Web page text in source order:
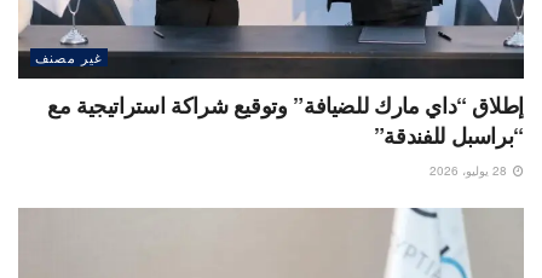
غير مصنف
إطلاق “داي مارك للضيافة” وتوقيع شراكة استراتيجية مع
“براسبل للفندقة”